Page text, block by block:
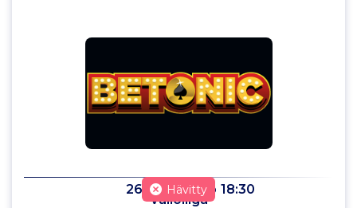
26.11.2023 klo 18:30
Valioliiga
Hävitty